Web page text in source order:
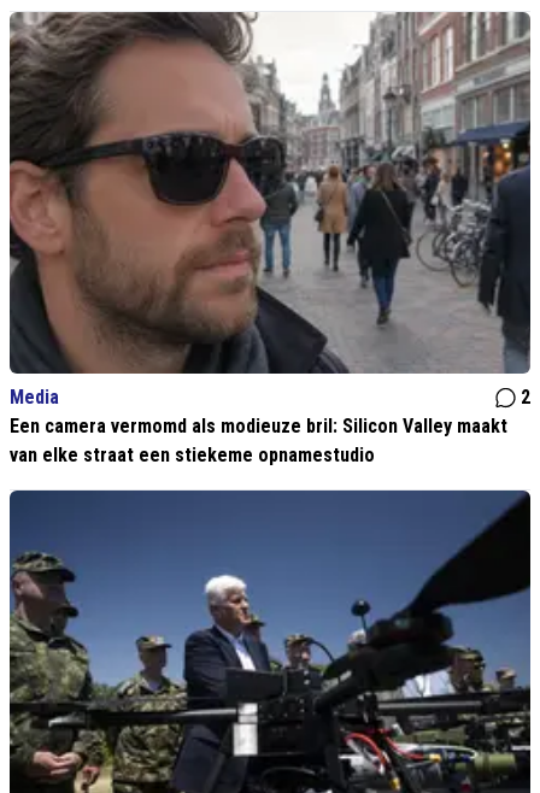
Media
2
Een camera vermomd als modieuze bril: Silicon Valley maakt
van elke straat een stiekeme opnamestudio